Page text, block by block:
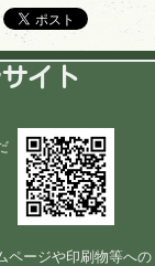
イト
ページや印刷物等への